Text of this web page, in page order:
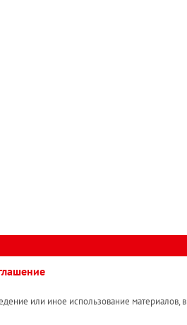
или иное использование материалов, в